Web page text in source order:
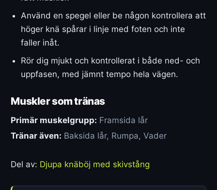
Använd en spegel eller be någon kontrollera att
höger knä spårar i linje med foten och inte
faller inåt.
Rör dig mjukt och kontrollerat i både ned- och
uppfasen, med jämnt tempo hela vägen.
Muskler som tränas
Primär muskelgrupp: Framsida lår
Tränar även: Baksida lår, Rumpa, Vader
Del av: Djupa knäböj med skivstång